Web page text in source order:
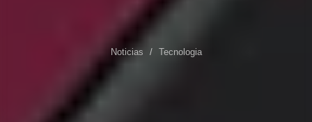
Noticias Tecnologia